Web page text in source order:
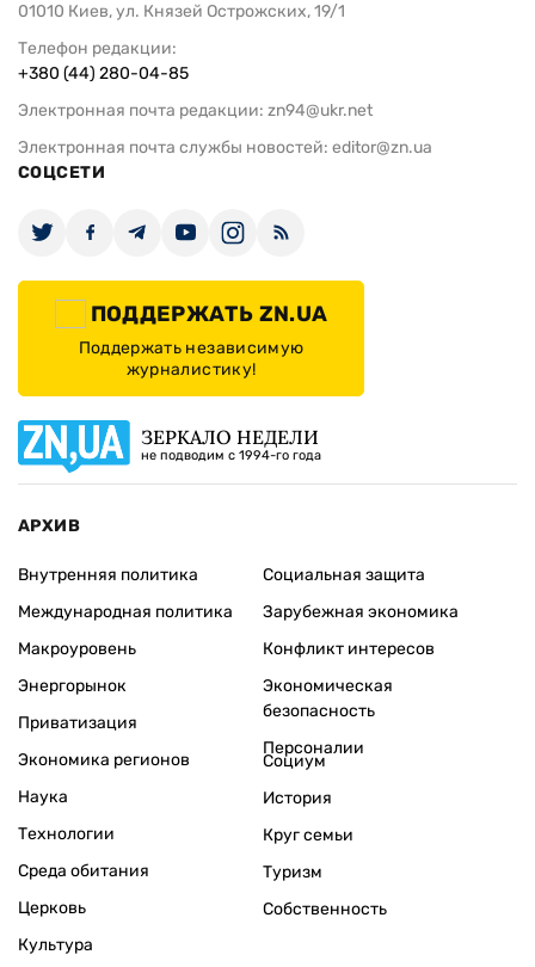
01010 Киев, ул. Князей Острожских, 19/1
Телефон редакции:
+380 (44) 280-04-85
Электронная почта редакции: zn94@ukr.net
Электронная почта службы новостей: editor@zn.ua
СОЦСЕТИ
ПОДДЕРЖАТЬ ZN.UA
Поддержать независимую
журналистику!
ЗЕРКАЛО НЕДЕЛИ
не подводим с 1994-го года
АРХИВ
Внутренняя политика
Международная политика
Макроуровень
Энергорынок
Приватизация
Экономика регионов
Социальная защита
Зарубежная экономика
Конфликт интересов
Экономическая
безопасность
Персоналии
Наука
Технологии
Среда обитания
Церковь
Культура
Социум
История
Круг семьи
Туризм
Собственность